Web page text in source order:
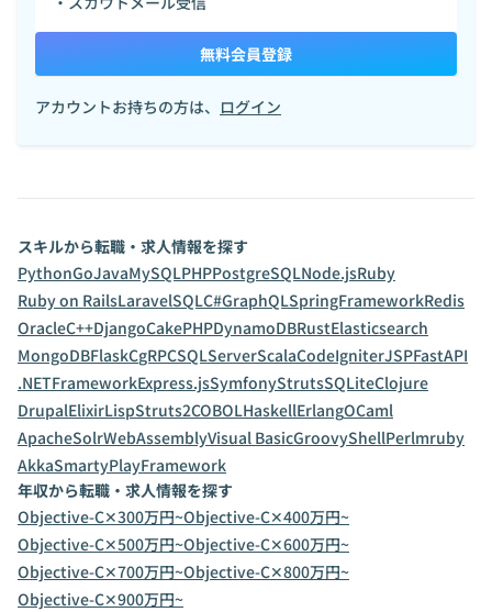
無料会員登録
アカウントお持ちの方は、 ログイン
スキルから転職・求人情報を探す
PythonGoJavaMySQLPHPPostgreSQLNode.jsRuby
Ruby on RailsLaravelSQLC#GraphQLSpringFrameworkRedis
OracleC++DjangoCakePHPDynamoDBRustElasticsearch
MongoDBFlaskCgRPCSQLServerScalaCodeIgniterJSPFastAPI
.NETFrameworkExpress.jsSymfonyStrutsSQLiteClojure
DrupalElixirLispStruts2COBOLHaskellErlangOCaml
ApacheSolrWebAssemblyVisual BasicGroovyShellPerlmruby
AkkaSmartyPlayFramework
年収から転職・求人情報を探す
Objective-C✕300万円~Objective-C✕400万円~
Objective-C✕500万円~Objective-C✕600万円~
Objective-C✕700万円~Objective-C✕800万円~
Objective-C✕900万円~